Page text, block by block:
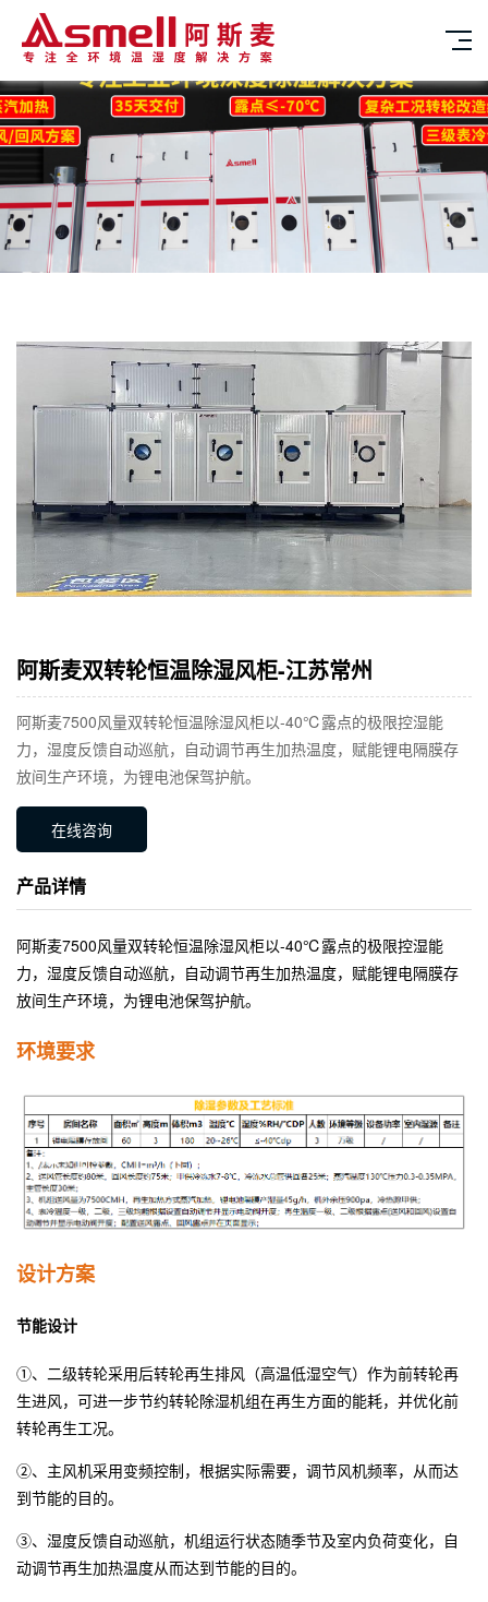
阿斯麦双转轮恒温除湿风柜-江苏常州
阿斯麦7500风量双转轮恒温除湿风柜以-40℃露点的极限控湿能
力，湿度反馈自动巡航，自动调节再生加热温度，赋能锂电隔膜存
放间生产环境，为锂电池保驾护航。
在线咨询
产品详情
阿斯麦7500风量双转轮恒温除湿风柜以-40℃露点的极限控湿能
力，湿度反馈自动巡航，自动调节再生加热温度，赋能锂电隔膜存
放间生产环境，为锂电池保驾护航。
环境要求
设计方案
节能设计
①、二级转轮采用后转轮再生排风（高温低湿空气）作为前转轮再
生进风，可进一步节约转轮除湿机组在再生方面的能耗，并优化前
转轮再生工况。
②、主风机采用变频控制，根据实际需要，调节风机频率，从而达
到节能的目的。
③、湿度反馈自动巡航，机组运行状态随季节及室内负荷变化，自
动调节再生加热温度从而达到节能的目的。